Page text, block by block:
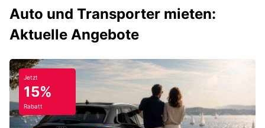
Auto und Transporter mieten:
Aktuelle Angebote
Jetzt
15%
Rabatt